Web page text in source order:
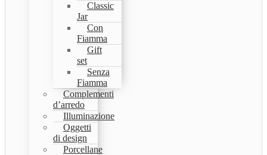
Classic
Jar
Con
Fiamma
Gift
set
Senza
Fiamma
Complementi
d’arredo
Illuminazione
Oggetti
di design
Porcellane